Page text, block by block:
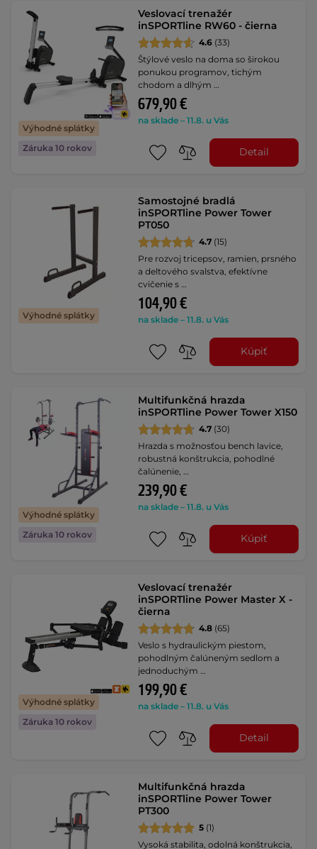
Výhodné splátky
Záruka 10 rokov
Veslovací trenažér
inSPORTline RW60 - čierna
4.6 (33)
Štýlové veslo na doma so širokou
ponukou programov, tichým
chodom a dlhým …
679,90 €
na sklade – 11.8. u Vás
Detail
Výhodné splátky
Samostojné bradlá
inSPORTline Power Tower
PT050
4.7 (15)
Pre rozvoj tricepsov, ramien, prsného
a deltového svalstva, efektívne
cvičenie s …
104,90 €
na sklade – 11.8. u Vás
Kúpiť
Výhodné splátky
Záruka 10 rokov
Multifunkčná hrazda
inSPORTline Power Tower X150
4.7 (30)
Hrazda s možnosťou bench lavice,
robustná konštrukcia, pohodlné
čalúnenie, …
239,90 €
na sklade – 11.8. u Vás
Kúpiť
Výhodné splátky
Záruka 10 rokov
Veslovací trenažér
inSPORTline Power Master X -
čierna
4.8 (65)
Veslo s hydraulickým piestom,
pohodlným čalúneným sedlom a
jednoduchým …
199,90 €
na sklade – 11.8. u Vás
Detail
Multifunkčná hrazda
inSPORTline Power Tower
PT300
5 (1)
Vysoká stabilita, odolná konštrukcia,